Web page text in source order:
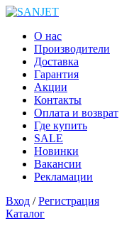
О нас
Производители
Доставка
Гарантия
Акции
Контакты
Оплата и возврат
Где купить
SALE
Новинки
Вакансии
Рекламации
Вход /Регистрация
Каталог